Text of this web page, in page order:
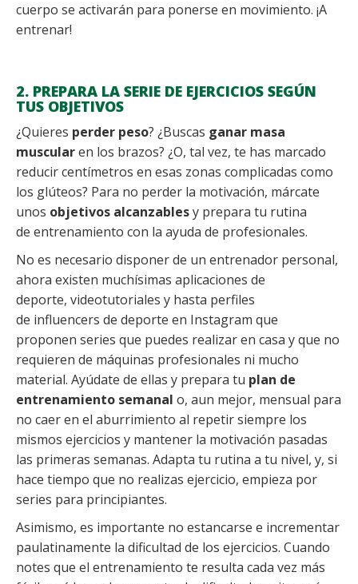
cuerpo se activarán para ponerse en movimiento. ¡A
entrenar!
2. PREPARA LA SERIE DE EJERCICIOS SEGÚN
TUS OBJETIVOS
¿Quieres perder peso? ¿Buscas ganar masa
muscularen los brazos? ¿O, tal vez, te has marcado
reducir centímetros en esas zonas complicadas como
los glúteos? Para no perder la motivación, márcate
unos objetivos alcanzablesy prepara tu rutina
de entrenamiento con la ayuda de profesionales.
No es necesario disponer de un entrenador personal,
ahora existen muchísimas aplicaciones de
deporte, videotutoriales y hasta perfiles
de influencers de deporte en Instagram que
proponen series que puedes realizar en casa y que no
requieren de máquinas profesionales ni mucho
material. Ayúdate de ellas y prepara tu plan de
entrenamiento semanal o, aun mejor, mensual para
no caer en el aburrimiento al repetir siempre los
mismos ejercicios y mantener la motivación pasadas
las primeras semanas. Adapta tu rutina a tu nivel, y, si
hace tiempo que no realizas ejercicio, empieza por
series para principiantes.
Asimismo, es importante no estancarse e incrementar
paulatinamente la dificultad de los ejercicios. Cuando
notes que el entrenamiento te resulta cada vez más